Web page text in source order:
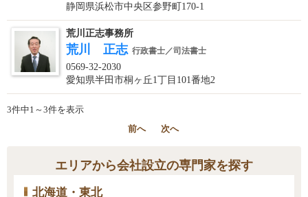
静岡県浜松市中央区参野町170-1
荒川正志事務所
荒川 正志 行政書士／司法書士
0569-32-2030
愛知県半田市桐ヶ丘1丁目101番地2
3件中1～3件を表示
前へ 次へ
エリアから会社設立の専門家を探す
北海道・東北